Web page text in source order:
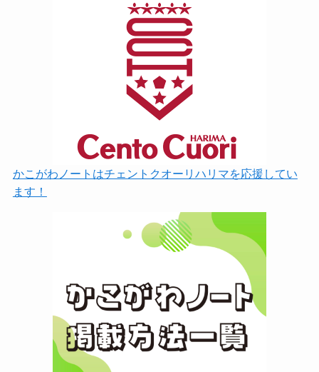
かこがわノートはチェントクオーリハリマを応援してい
ます！